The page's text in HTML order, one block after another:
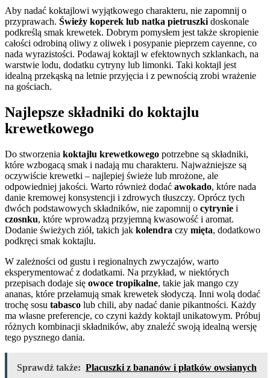
Aby nadać koktajlowi wyjątkowego charakteru, nie zapomnij o
przyprawach. Świeży koperek lub natka pietruszkidoskonale
podkreślą smak krewetek. Dobrym pomysłem jest także skropienie
całości odrobiną oliwy z oliwek i posypanie pieprzem cayenne, co
nada wyrazistości. Podawaj koktajl w efektownych szklankach, na
warstwie lodu, dodatku cytryny lub limonki. Taki koktajl jest
idealną przekąską na letnie przyjęcia i z pewnością zrobi wrażenie
na gościach.
Najlepsze składniki do koktajlu
krewetkowego
Do stworzenia koktajlu krewetkowego potrzebne są składniki,
które wzbogacą smak i nadają mu charakteru. Najważniejsze są
oczywiście krewetki – najlepiej świeże lub mrożone, ale
odpowiedniej jakości. Warto również dodać awokado, które nada
danie kremowej konsystencji i zdrowych tłuszczy. Oprócz tych
dwóch podstawowych składników, nie zapomnij o cytrynie i
czosnku, które wprowadzą przyjemną kwasowość i aromat.
Dodanie świeżych ziół, takich jak kolendra czy mięta, dodatkowo
podkręci smak koktajlu.
W zależności od gustu i regionalnych zwyczajów, warto
eksperymentować z dodatkami. Na przykład, w niektórych
przepisach dodaje się owoce tropikalne, takie jak mango czy
ananas, które przełamują smak krewetek słodyczą. Inni wolą dodać
trochę sosu tabasco lub chili, aby nadać danie pikantności. Każdy
ma własne preferencje, co czyni każdy koktajl unikatowym. Próbuj
różnych kombinacji składników, aby znaleźć swoją idealną wersję
tego pysznego dania.
Sprawdź także: Placuszki z bananów i płatków owsianych